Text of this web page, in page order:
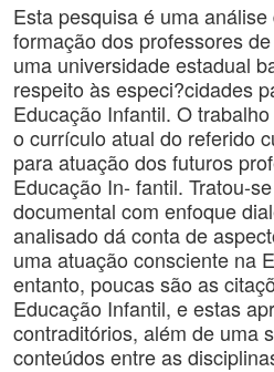
Esta pesquisa é uma
formação dos professores
uma universidade estadual
respeito às especi?cidades
Educação Infantil. O
o currículo atual do referido
para atuação dos futuros
Educação In- fantil. Tratou-
documental com enfoque
analisado dá conta de
uma atuação consciente na
entanto, poucas são as
Educação Infantil, e estas
contraditórios, além de uma
conteúdos entre as